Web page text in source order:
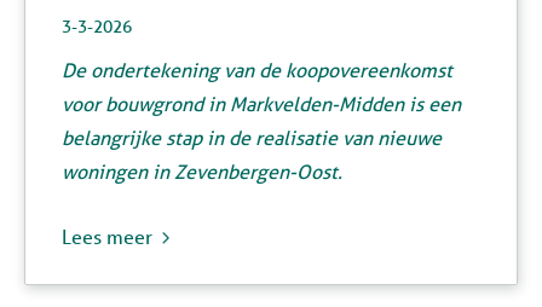
3-3-2026
De ondertekening van de koopovereenkomst
voor bouwgrond in Markvelden-Midden is een
belangrijke stap in de realisatie van nieuwe
woningen in Zevenbergen-Oost.
Lees meer